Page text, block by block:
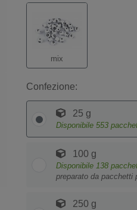
mix
Confezione:
25 g
Disponibile 553
100 g
Disponibile 138
preparato da pacchetti
250 g